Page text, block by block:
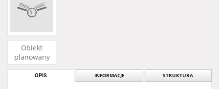
Obiekt
planowany
OPIS INFORMACJE STRUKTURA